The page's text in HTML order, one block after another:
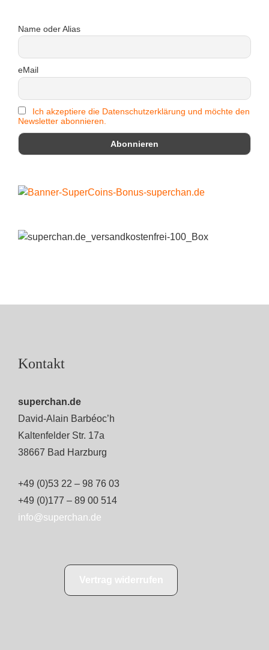
Name oder Alias
eMail
Ich akzeptiere die Datenschutzerklärung und möchte den
Newsletter abonnieren.
Kontakt
superchan.de
David-Alain Barbéoc’h
Kaltenfelder Str. 17a
38667 Bad Harzburg
+49 (0)53 22 – 98 76 03
+49 (0)177 – 89 00 514
info@superchan.de